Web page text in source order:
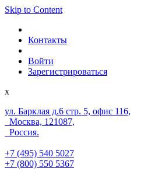
Skip to Content
Контакты
Войти
Зарегистрироваться
x
ул. Барклая д.6 стр. 5, офис 116,
Москва, 121087,
Россия.
+7 (495) 540 5027
+7 (800) 550 5367